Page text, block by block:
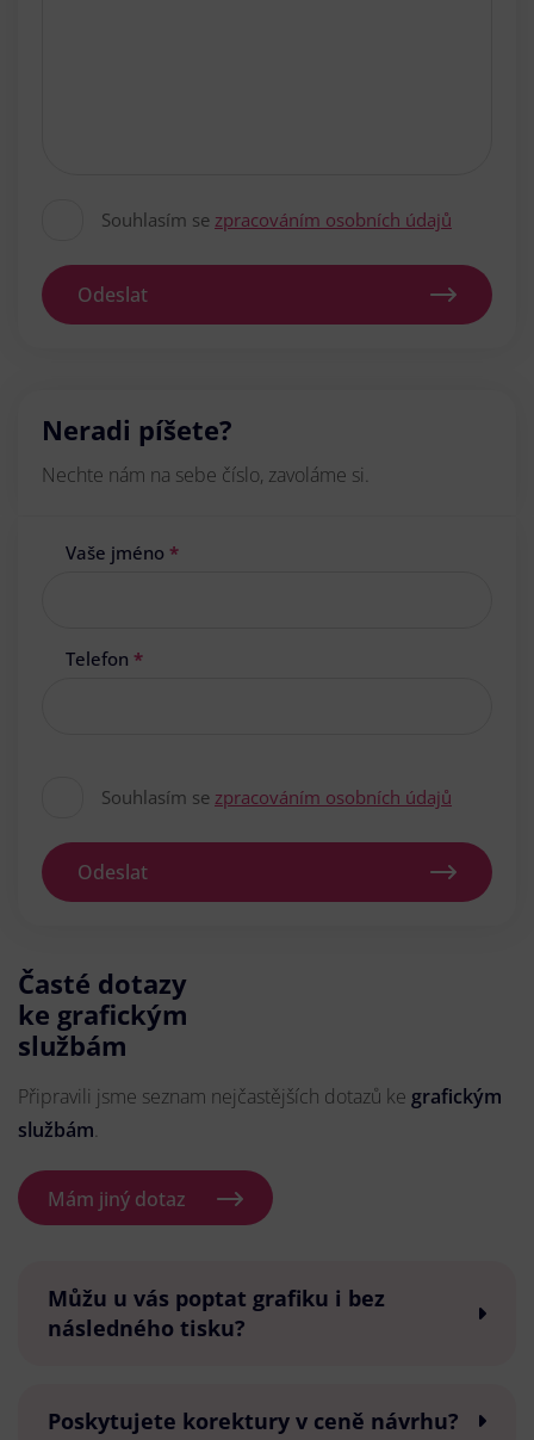
Souhlasím se zpracováním osobních údajů
Odeslat
Neradi píšete?
Nechte nám na sebe číslo, zavoláme si.
Vaše jméno *
Telefon *
Souhlasím se zpracováním osobních údajů
Odeslat
Časté dotazy
ke grafickým
službám
Připravili jsme seznam nejčastějších dotazů ke grafickým
službám.
Mám jiný dotaz
Můžu u vás poptat grafiku i bez
následného tisku?
Poskytujete korektury v ceně návrhu?